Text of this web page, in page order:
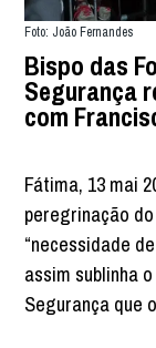
Foto: João Fernandes
Bispo das
Segurança
com
Fátima, 13 mai
peregrinação
“necessidade
assim sublinha
Segurança que